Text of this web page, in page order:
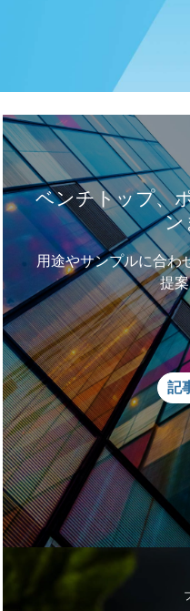
ベンチトップ、
ン
用途やサンプルに合わ
提
記